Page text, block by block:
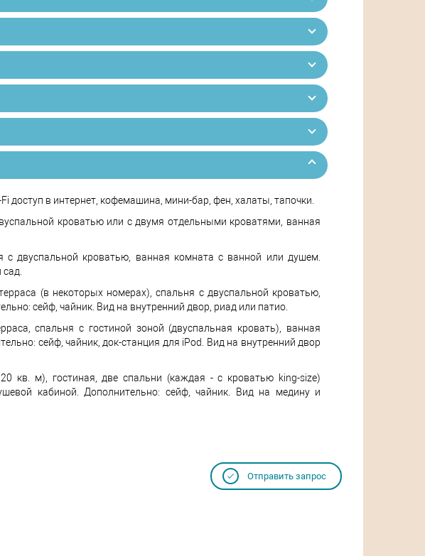
доступ в интернет, кофемашина, мини-бар, фен, халаты, тапочки.
кроватью или с двумя отдельными кроватями, ванная
двуспальной кроватью, ванная комната с ванной или душем.
(в некоторых номерах), спальня с двуспальной кроватью,
сейф, чайник. Вид на внутренний двор, риад или патио.
спальня с гостиной зоной (двуспальная кровать), ванная
сейф, чайник, док-станция для iPod. Вид на внутренний двор
кв. м), гостиная, две спальни (каждая - с кроватью king-size)
кабиной. Дополнительно: сейф, чайник. Вид на медину и
Отправить запрос